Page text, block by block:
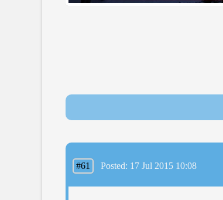
#61 Posted: 17 Jul 2015 10:08